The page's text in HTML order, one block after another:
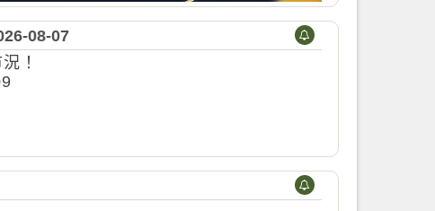
08-07
！